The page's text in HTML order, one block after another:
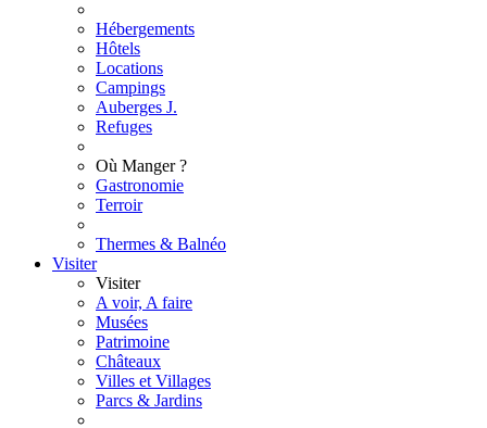
Hébergements
Hôtels
Locations
Campings
Auberges J.
Refuges
Où Manger ?
Gastronomie
Terroir
Thermes & Balnéo
Visiter
Visiter
A voir, A faire
Musées
Patrimoine
Châteaux
Villes et Villages
Parcs & Jardins